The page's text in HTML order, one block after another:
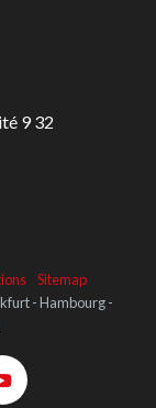
9 32
Sitemap
- Hambourg -